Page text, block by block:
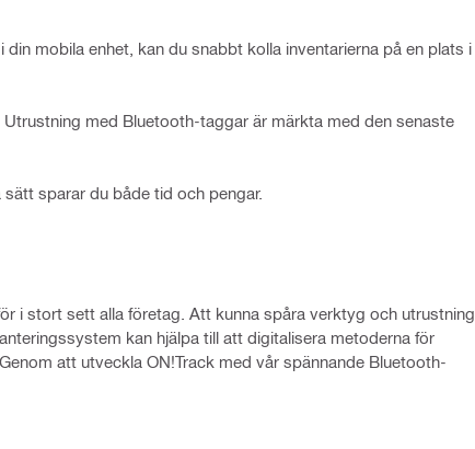
mobila enhet, kan du snabbt kolla inventarierna på en plats i
med Bluetooth-taggar är märkta med den senaste
sparar du både tid och pengar.
i stort sett alla företag. Att kunna spåra verktyg och utrustning
kan hjälpa till att digitalisera metoderna för
att utveckla ON!Track med vår spännande Bluetooth-